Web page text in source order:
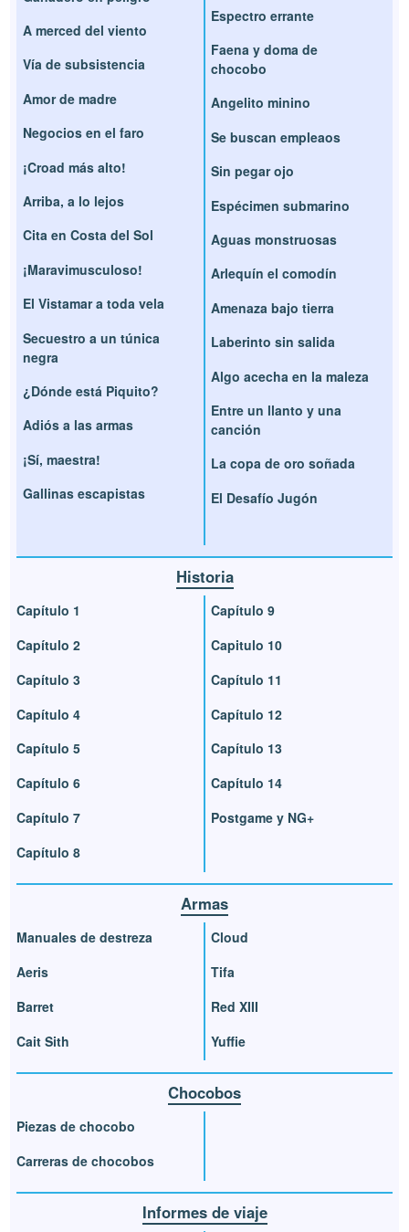
A merced del viento
Vía de subsistencia
Amor de madre
Negocios en el faro
¡Croad más alto!
Arriba, a lo lejos
Cita en Costa del Sol
¡Maravimusculoso!
El Vistamar a toda vela
Secuestro a un túnica
negra
¿Dónde está Piquito?
Adiós a las armas
¡Sí, maestra!
Gallinas escapistas
Espectro errante
Faena y doma de
chocobo
Angelito minino
Se buscan empleaos
Sin pegar ojo
Espécimen submarino
Aguas monstruosas
Arlequín el comodín
Amenaza bajo tierra
Laberinto sin salida
Algo acecha en la maleza
Entre un llanto y una
canción
La copa de oro soñada
El Desafío Jugón
Historia
Capítulo 1
Capítulo 2
Capítulo 3
Capítulo 4
Capítulo 5
Capítulo 6
Capítulo 7
Capítulo 8
Capítulo 9
Capitulo 10
Capítulo 11
Capítulo 12
Capítulo 13
Capítulo 14
Postgame y NG+
Armas
Manuales de destreza
Aeris
Barret
Cait Sith
Cloud
Tifa
Red XIII
Yuffie
Chocobos
Piezas de chocobo
Carreras de chocobos
Informes de viaje